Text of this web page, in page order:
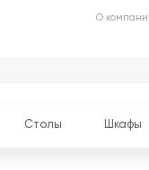
О
Столы Шкафы